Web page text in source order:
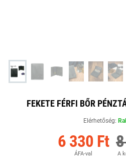
FEKETE FÉRFI BŐR
Elérhetőség:
6 330 Ft
ÁFA-val A